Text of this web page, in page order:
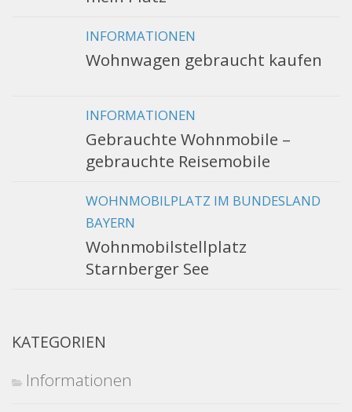
INFORMATIONEN
Wohnwagen gebraucht kaufen
INFORMATIONEN
Gebrauchte Wohnmobile –
gebrauchte Reisemobile
WOHNMOBILPLATZ IM BUNDESLAND
BAYERN
Wohnmobilstellplatz
Starnberger See
KATEGORIEN
Informationen